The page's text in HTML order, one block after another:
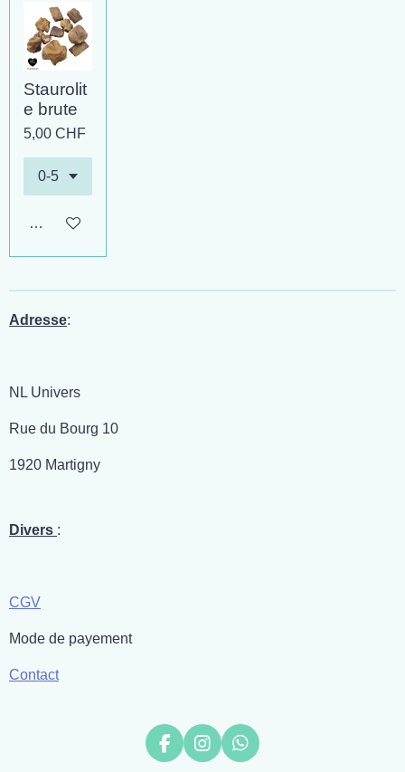
Staurolit
e brute
5,00 CHF
Ajouter au panier
Adresse:
NL Univers
Rue du Bourg 10
1920 Martigny
Divers :
CGV
Mode de payement
Contact
F
I
W